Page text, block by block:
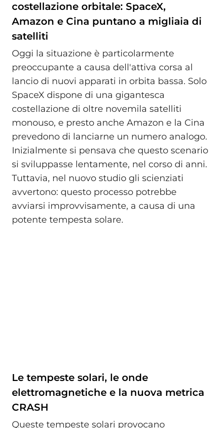
costellazione orbitale: SpaceX,
Amazon e Cina puntano a migliaia di
satelliti
Oggi la situazione è particolarmente
preoccupante a causa dell'attiva corsa al
lancio di nuovi apparati in orbita bassa. Solo
SpaceX dispone di una gigantesca
costellazione di oltre novemila satelliti
monouso, e presto anche Amazon e la Cina
prevedono di lanciarne un numero analogo.
Inizialmente si pensava che questo scenario
si sviluppasse lentamente, nel corso di anni.
Tuttavia, nel nuovo studio gli scienziati
avvertono: questo processo potrebbe
avviarsi improvvisamente, a causa di una
potente tempesta solare.
Le tempeste solari, le onde
elettromagnetiche e la nuova metrica
CRASH
Queste tempeste solari provocano